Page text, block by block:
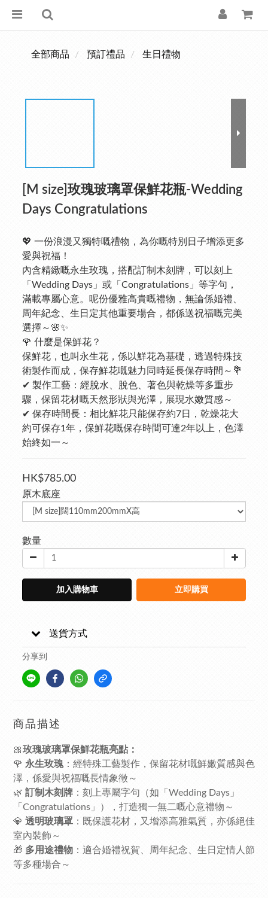
全部商品 預訂禮品 生日禮物
[M size]玫瑰玻璃罩保鮮花瓶-Wedding
Days Congratulations
💖 一份浪漫又獨特嘅禮物，為你嘅特別日子增添更多
愛與祝福！
內含精緻嘅永生玫瑰，搭配訂制木刻牌，可以刻上
「Wedding Days」或「Congratulations」等字句，
滿載專屬心意。呢份優雅高貴嘅禮物，無論係婚禮、
周年紀念、生日定其他重要場合，都係送祝福嘅完美
選擇～🌸✨
🌹 什麼是保鮮花？
保鮮花，也叫永生花，係以鮮花為基礎，透過特殊技
術製作而成，保存鮮花嘅魅力同時延長保存時間～💐
✔ 製作工藝：經脫水、脫色、著色與乾燥等多重步
驟，保留花材嘅天然形狀與光澤，展現水嫩質感～
✔ 保存時間長：相比鮮花只能保存約7日，乾燥花大
約可保存1年，保鮮花嘅保存時間可達2年以上，色澤
始終如一～
HK$785.00
原木底座
數量
加入購物車 立即購買
送貨方式
分享到
商品描述
🎀玫瑰玻璃罩保鮮花瓶亮點：
🌹 永生玫瑰：經特殊工藝製作，保留花材嘅鮮嫩質感與色
澤，係愛與祝福嘅長情象徵～
🌿 訂制木刻牌 ：刻上專屬字句（如「Wedding Days」
「Congratulations」），打造獨一無二嘅心意禮物～
💎 透明玻璃罩 ：既保護花材，又增添高雅氣質，亦係絕佳
室內裝飾～
🎁 多用途禮物 ：適合婚禮祝賀、周年紀念、生日定情人節
等多種場合～